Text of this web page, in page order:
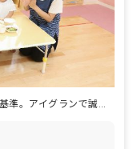
自分の子を預けたいかどうかが基準。アイグランで誠実に保育に向き合える。